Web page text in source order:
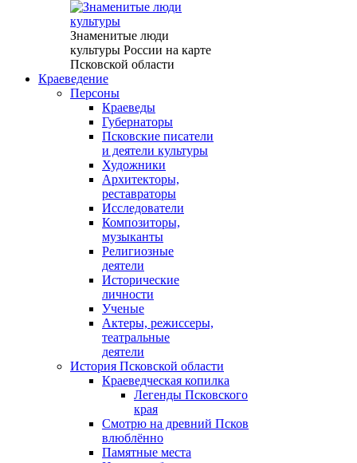
Знаменитые люди
культуры России на карте
Псковской области
Краеведение
Персоны
Краеведы
Губернаторы
Псковские писатели
и деятели культуры
Художники
Архитекторы,
реставраторы
Исследователи
Композиторы,
музыканты
Религиозные
деятели
Исторические
личности
Ученые
Актеры, режиссеры,
театральные
деятели
История Псковской области
Краеведческая копилка
Легенды Псковского
края
Смотрю на древний Псков
влюблённо
Памятные места